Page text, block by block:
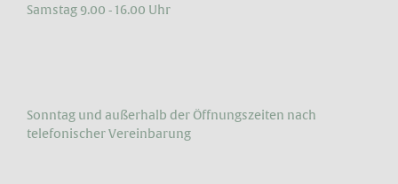
Samstag 9.00 - 16.00 Uhr
Sonntag und außerhalb der Öffnungs­zeiten nach
telefonischer Vereinbarung